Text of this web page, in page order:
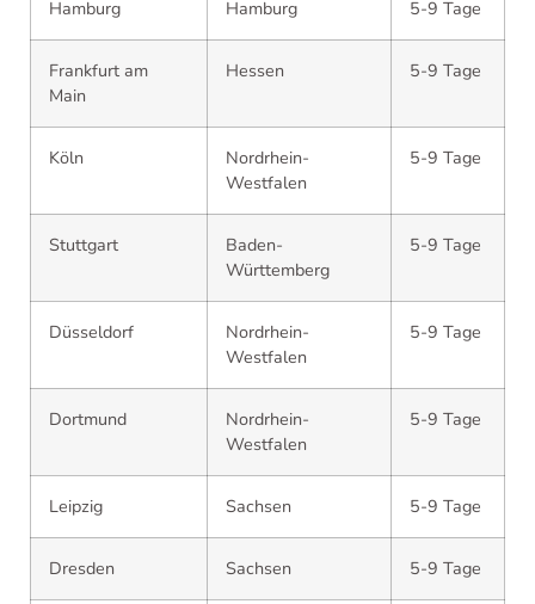
Hamburg Hamburg 5-9 Tage
Frankfurt am
Main
Hessen 5-9 Tage
Köln
Nordrhein-
Westfalen
5-9 Tage
Stuttgart
Baden-
Württemberg
5-9 Tage
Düsseldorf
Nordrhein-
Westfalen
5-9 Tage
Dortmund
Nordrhein-
Westfalen
5-9 Tage
Leipzig Sachsen 5-9 Tage
Dresden Sachsen 5-9 Tage